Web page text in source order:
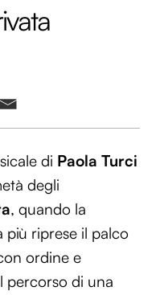
di Paola Turci
degli
, quando la
più riprese il palco
ordine e
percorso di una